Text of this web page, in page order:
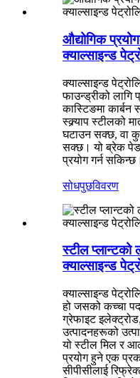
औद्योगिक
क्याल्साइन्ड
क्याल्साइन्ड
फाउन्ड्रीको लागि
कास्टिङमा
स्क्र्याप स्टीलको
घटाउन सक्छ, वा
सक्छ। यो ब्रेक
प्रयोग गर्न सकिन्छ।
सोधपुछविवरण
स्टील प्लान्टको
क्याल्साइन्ड
क्याल्साइन्ड
हो जसको कच्चा
ग्रेफाइट
उत्पादनहरूको
यो स्टील मिल र
प्रयोग हुने एक
सीपीसीलाई